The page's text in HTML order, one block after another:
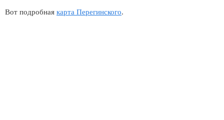
Вот подробная карта Перегинского.